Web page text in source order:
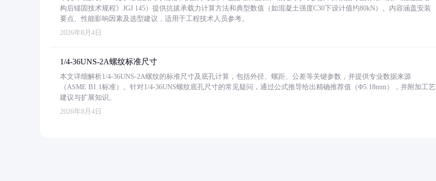
构后锚固技术规程》JGJ 145）提供抗拔承载力计算方法和典型数值（如混凝土强度C30下设计值约80kN）。内容涵盖安装
要点、性能影响因素及选型建议，适用于工程技术人员参考。
2026年8月4日
1/4-36UNS-2A螺纹标准尺寸
本文详细解析1/4-36UNS-2A螺纹的标准尺寸及底孔计算，包括外径、螺距、公差等关键参数，并提供专业数据来源
（ASME B1.1标准）。针对1/4-36UNS螺纹底孔尺寸的常见疑问，通过公式推导给出精确推荐值（Φ5.18mm），并附加工艺
建议与扩展知识。
2026年8月4日